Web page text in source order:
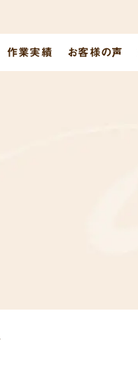
作業実績 お客様の声